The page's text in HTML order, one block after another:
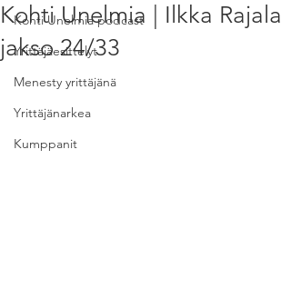
Kohti Unelmia podcast
Yrittäjäesittelyt
Menesty yrittäjänä
Yrittäjänarkea
Kumppanit
Kohti Unelmia | Ilkka Rajala
jakso 24/33